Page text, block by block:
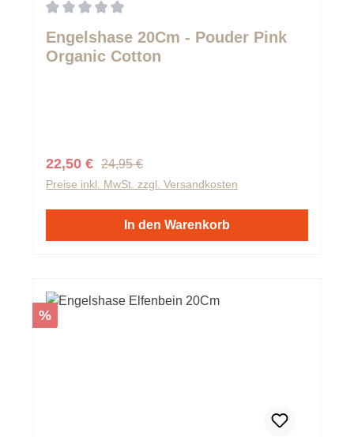
Engelshase 20Cm - Pouder Pink
Organic Cotton
Verkaufspreis:
22,50 € Regulärer Preis:
24,95 €
Preise inkl. MwSt. zzgl. Versandkosten
In den Warenkorb
Rabatt
%